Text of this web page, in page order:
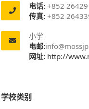
电话: +852
传真: +852
小学
电邮:
网址: http://
学校类别